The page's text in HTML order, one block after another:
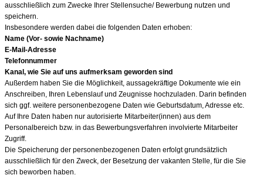
ausschließlich zum Zwecke Ihrer Stellensuche/ Bewerbung nutzen und
speichern.
Insbesondere werden dabei die folgenden Daten erhoben:
Name (Vor- sowie Nachname)
E-Mail-Adresse
Telefonnummer
Kanal, wie Sie auf uns aufmerksam geworden sind
Außerdem haben Sie die Möglichkeit, aussagekräftige Dokumente wie ein
Anschreiben, Ihren Lebenslauf und Zeugnisse hochzuladen. Darin befinden
sich ggf. weitere personenbezogene Daten wie Geburtsdatum, Adresse etc.
Auf Ihre Daten haben nur autorisierte Mitarbeiter(innen) aus dem
Personalbereich bzw. in das Bewerbungsverfahren involvierte Mitarbeiter
Zugriff.
Die Speicherung der personenbezogenen Daten erfolgt grundsätzlich
ausschließlich für den Zweck, der Besetzung der vakanten Stelle, für die Sie
sich beworben haben.